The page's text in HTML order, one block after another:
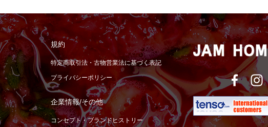
規約
特定商取引法・古物営業法に基づく表記
プライバシーポリシー
企業情報/その他
コンセプト・ブランドヒストリー